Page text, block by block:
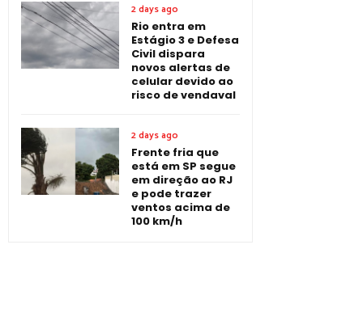
2 days ago
Rio entra em
Estágio 3 e Defesa
Civil dispara
novos alertas de
celular devido ao
risco de vendaval
2 days ago
Frente fria que
está em SP segue
em direção ao RJ
e pode trazer
ventos acima de
100 km/h